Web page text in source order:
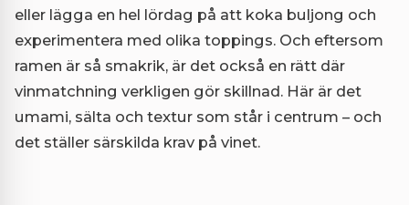
eller lägga en hel lördag på att koka buljong och
experimentera med olika toppings. Och eftersom
ramen är så smakrik, är det också en rätt där
vinmatchning verkligen gör skillnad. Här är det
umami, sälta och textur som står i centrum – och
det ställer särskilda krav på vinet.